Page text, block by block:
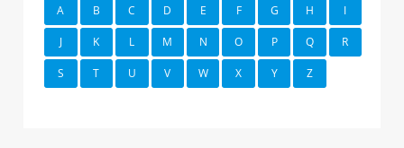
A B C D E F G H I
J K L M N O P Q R
S T U V W X Y Z